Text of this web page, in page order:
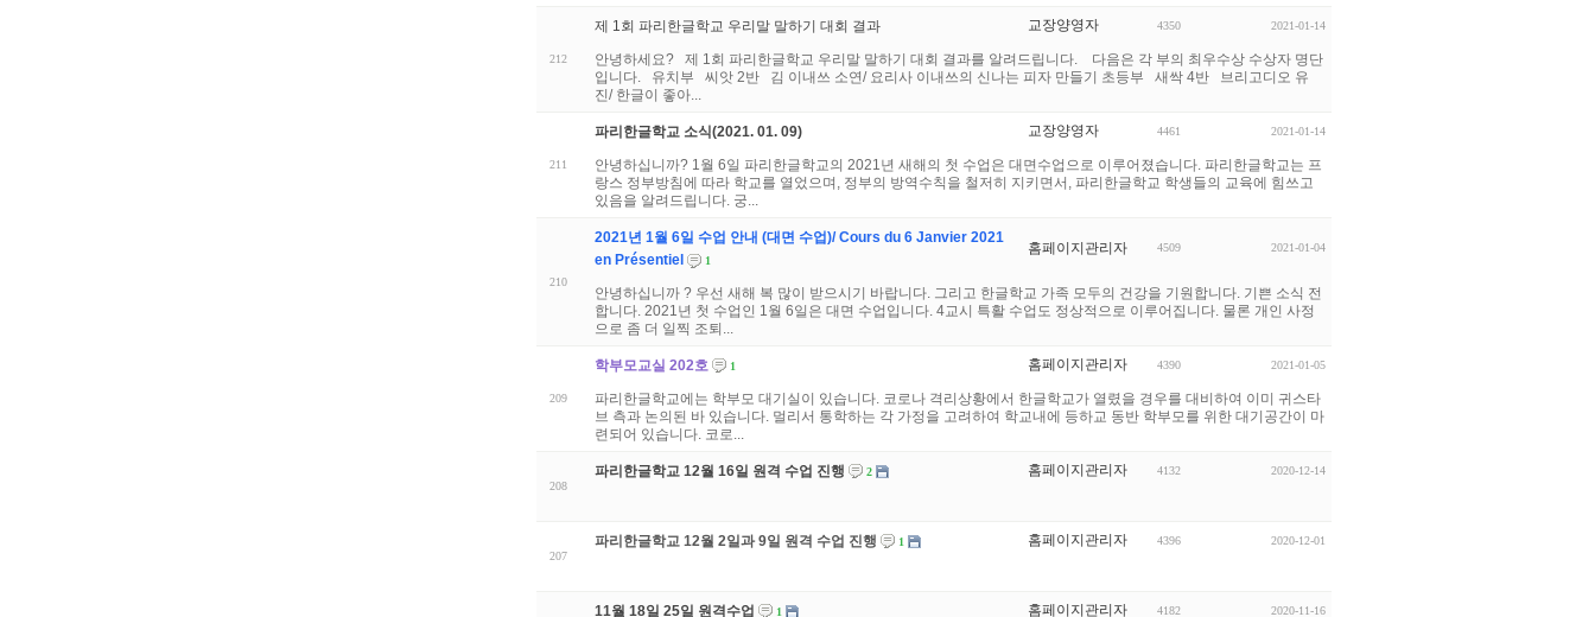
212
제 1회 파리한글학교 우리말 말하기 대회 결과 교장양영자 4350 2021-01-14
안녕하세요? 제 1회 파리한글학교 우리말 말하기 대회 결과를 알려드립니다. 다음은 각 부의 최우수상 수상자 명단
입니다. 유치부 씨앗 2반 김 이내쓰 소연/ 요리사 이내쓰의 신나는 피자 만들기 초등부 새싹 4반 브리고디오 유
진/ 한글이 좋아...
211
파리한글학교 소식(2021. 01. 09) 교장양영자 4461 2021-01-14
안녕하십니까? 1월 6일 파리한글학교의 2021년 새해의 첫 수업은 대면수업으로 이루어졌습니다. 파리한글학교는 프
랑스 정부방침에 따라 학교를 열었으며, 정부의 방역수칙을 철저히 지키면서, 파리한글학교 학생들의 교육에 힘쓰고
있음을 알려드립니다. 궁...
210
2021년 1월 6일 수업 안내 (대면 수업)/ Cours du 6 Janvier 2021
en Présentiel
1
홈페이지관리자 4509 2021-01-04
안녕하십니까 ? 우선 새해 복 많이 받으시기 바랍니다. 그리고 한글학교 가족 모두의 건강을 기원합니다. 기쁜 소식 전
합니다. 2021년 첫 수업인 1월 6일은 대면 수업입니다. 4교시 특활 수업도 정상적으로 이루어집니다. 물론 개인 사정
으로 좀 더 일찍 조퇴...
209
학부모교실 202호 1 홈페이지관리자 4390 2021-01-05
파리한글학교에는 학부모 대기실이 있습니다. 코로나 격리상황에서 한글학교가 열렸을 경우를 대비하여 이미 귀스타
브 측과 논의된 바 있습니다. 멀리서 통학하는 각 가정을 고려하여 학교내에 등하교 동반 학부모를 위한 대기공간이 마
련되어 있습니다. 코로...
208
파리한글학교 12월 16일 원격 수업 진행 2 홈페이지관리자 4132 2020-12-14
207
파리한글학교 12월 2일과 9일 원격 수업 진행 1 홈페이지관리자 4396 2020-12-01
11월 18일 25일 원격수업 1 홈페이지관리자 4182 2020-11-16